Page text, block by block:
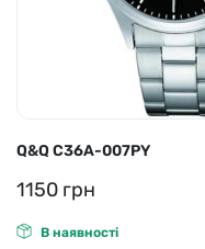
Q&Q C36A-007PY
1150 грн
В наявності